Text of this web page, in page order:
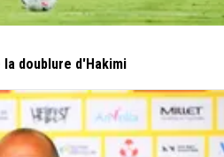
la doublure d'Hakimi